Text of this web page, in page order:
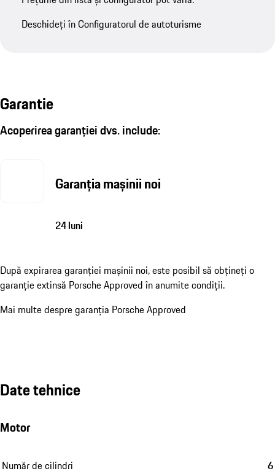
Deschideți în Configuratorul de autoturisme
Garantie
Acoperirea garanției dvs. include:
Garanția mașinii noi
24 luni
După expirarea garanției mașinii noi, este posibil să obțineți o
garanție extinsă Porsche Approved în anumite condiții.
Mai multe despre garanția Porsche Approved
Date tehnice
Motor
Număr de cilindri 6